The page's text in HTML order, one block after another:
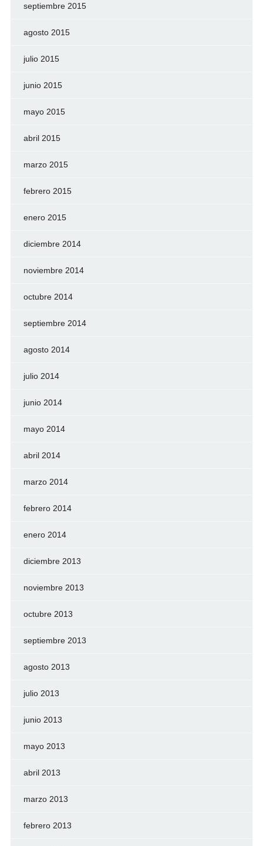
septiembre 2015
agosto 2015
julio 2015
junio 2015
mayo 2015
abril 2015
marzo 2015
febrero 2015
enero 2015
diciembre 2014
noviembre 2014
octubre 2014
septiembre 2014
agosto 2014
julio 2014
junio 2014
mayo 2014
abril 2014
marzo 2014
febrero 2014
enero 2014
diciembre 2013
noviembre 2013
octubre 2013
septiembre 2013
agosto 2013
julio 2013
junio 2013
mayo 2013
abril 2013
marzo 2013
febrero 2013